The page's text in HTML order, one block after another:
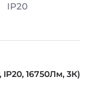
IP20
IP20, 16750Лм, 3К)